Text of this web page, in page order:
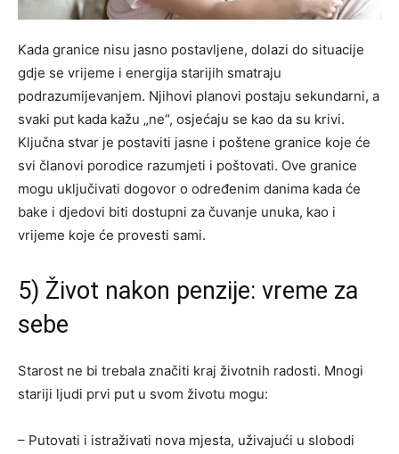
Kada granice nisu jasno postavljene, dolazi do situacije
gdje se vrijeme i energija starijih smatraju
podrazumijevanjem. Njihovi planovi postaju sekundarni, a
svaki put kada kažu „ne“, osjećaju se kao da su krivi.
Ključna stvar je postaviti jasne i poštene granice koje će
svi članovi porodice razumjeti i poštovati. Ove granice
mogu uključivati dogovor o određenim danima kada će
bake i djedovi biti dostupni za čuvanje unuka, kao i
vrijeme koje će provesti sami.
5) Život nakon penzije: vreme za
sebe
Starost ne bi trebala značiti kraj životnih radosti. Mnogi
stariji ljudi prvi put u svom životu mogu:
– Putovati i istraživati nova mjesta, uživajući u slobodi